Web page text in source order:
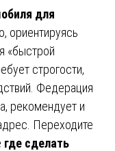
для
ориентируясь
«быстрой
строгости,
Федерация
рекомендует и
Переходите
где сделать